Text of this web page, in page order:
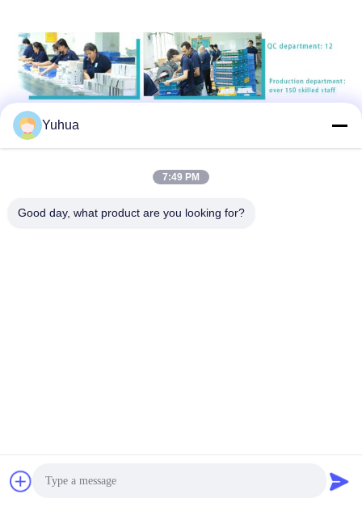
Yuhua
7:49 PM
Good day, what product are you looking for?